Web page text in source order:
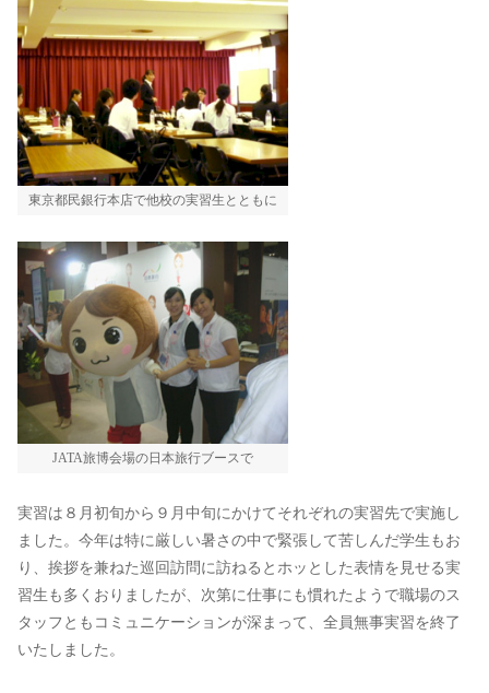
東京都民銀行本店で他校の実習生とともに
JATA旅博会場の日本旅行ブースで
実習は８月初旬から９月中旬にかけてそれぞれの実習先で実施し
ました。今年は特に厳しい暑さの中で緊張して苦しんだ学生もお
り、挨拶を兼ねた巡回訪問に訪ねるとホッとした表情を見せる実
習生も多くおりましたが、次第に仕事にも慣れたようで職場のス
タッフともコミュニケーションが深まって、全員無事実習を終了
いたしました。